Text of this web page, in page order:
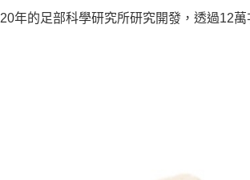
年的足部科學研究所研究開發，透過12